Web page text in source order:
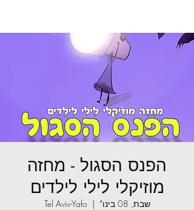
הפנס הסגול - מחזה
מוזיקלי לילי לילדים
שבת, 08 בינו׳
  |
Tel Aviv-Yafo